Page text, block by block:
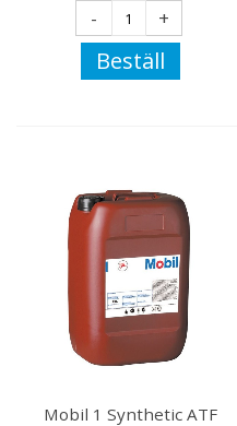
- +
Beställ
Mobil 1 Synthetic ATF